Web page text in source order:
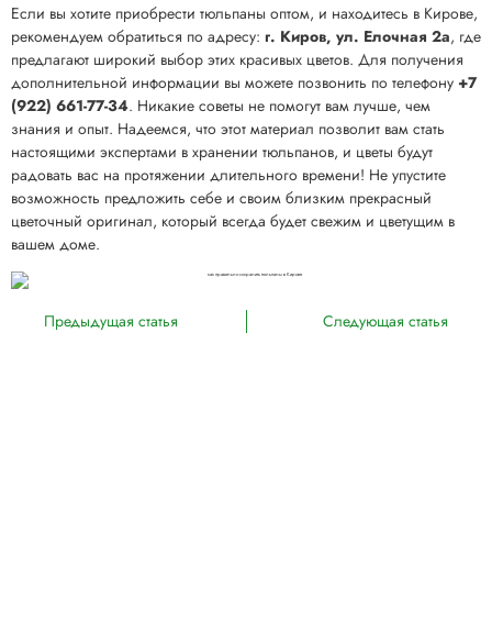
Если вы хотите приобрести тюльпаны оптом, и находитесь в Кирове,
рекомендуем обратиться по адресу: г. Киров, ул. Елочная 2а, где
предлагают широкий выбор этих красивых цветов. Для получения
дополнительной информации вы можете позвонить по телефону +7
(922) 661-77-34. Никакие советы не помогут вам лучше, чем
знания и опыт. Надеемся, что этот материал позволит вам стать
настоящими экспертами в хранении тюльпанов, и цветы будут
радовать вас на протяжении длительного времени! Не упустите
возможность предложить себе и своим близким прекрасный
цветочный оригинал, который всегда будет свежим и цветущим в
вашем доме.
Предыдущая статья Следующая статья